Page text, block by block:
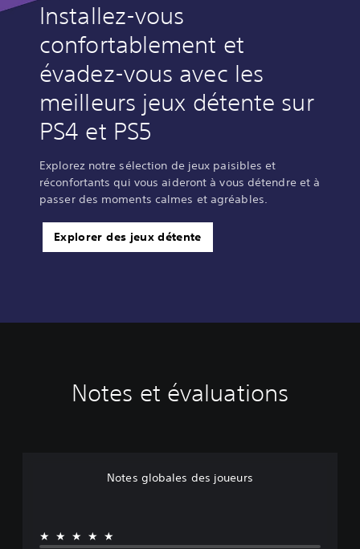
Installez-vous
confortablement et
évadez-vous avec les
meilleurs jeux détente sur
PS4 et PS5
Explorez notre sélection de jeux paisibles et
réconfortants qui vous aideront à vous détendre et à
passer des moments calmes et agréables.
Explorer des jeux détente
Notes et évaluations
Notes globales des joueurs
★★★★★